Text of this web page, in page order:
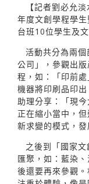
【記者劉必允
年度文創學程學
台班10位學生及
活動共分為兩
公司」，參觀出
程，如：「印前
機器將印刷品印
助理分享：「現
正在縮小當中，
新求變的模式，發
之後到「國家
匯聚，如：藍染
後還要再來參觀